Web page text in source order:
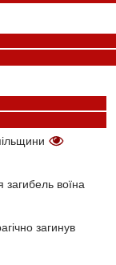
загибель воїна
загинув